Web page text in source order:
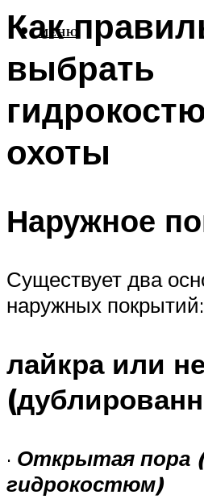
МЕНЮ
Как
выбрать
охоты
Наружное
Существует два
наружных покрытий:
лайкра или
· Открытая пора
гидрокостюм)